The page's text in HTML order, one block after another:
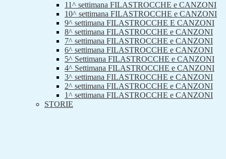
11^ settimana FILASTROCCHE e CANZONI
10^ settimana FILASTROCCHE e CANZONI
9^ settimana FILASTROCCHE E CANZONI
8^ settimana FILASTROCCHE e CANZONI
7^ settimana FILASTROCCHE e CANZONI
6^ settimana FILASTROCCHE e CANZONI
5^ Settimana FILASTROCCHE e CANZONI
4^ Settimana FILASTROCCHE e CANZONI
3^ settimana FILASTROCCHE e CANZONI
2^ settimana FILASTROCCHE e CANZONI
1^ settimana FILASTROCCHE e CANZONI
STORIE